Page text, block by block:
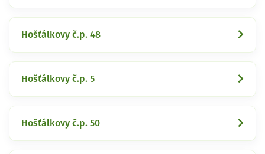
Hošťálkovy č.p. 48
Hošťálkovy č.p. 5
Hošťálkovy č.p. 50